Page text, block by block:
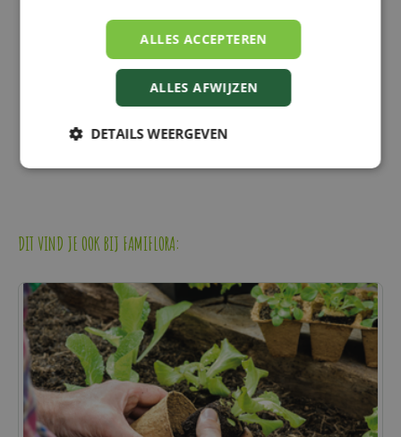
DIT VIND JE OOK BIJ FAMIFLORA:
ALLES ACCEPTEREN
ALLES AFWIJZEN
DETAILS WEERGEVEN